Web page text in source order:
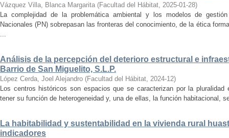
Vázquez Villa, Blanca Margarita (Facultad del Hábitat, 2025-01-28)
La complejidad de la problemática ambiental y los modelos de
Nacionales (PN) sobrepasan las fronteras del conocimiento, de la ética
...
Análisis de la percepción del deterioro estructural e
Barrio de San Miguelito, S.L.P.
López Cerda, Joel Alejandro (Facultad del Hábitat, 2024-12)
Los centros históricos son espacios que se caracterizan por la
tener su función de heterogeneidad y, una de ellas, la función habitacional,
La habitabilidad y sustentabilidad en la vivienda rural
indicadores